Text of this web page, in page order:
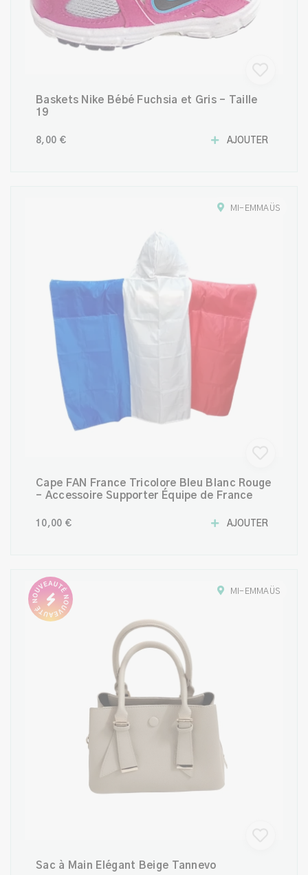
Baskets Nike Bébé Fuchsia et Gris – Taille
19
8,00 € AJOUTER
MI-EMMAÜS
Cape FAN France Tricolore Bleu Blanc Rouge
– Accessoire Supporter Équipe de France
10,00 € AJOUTER
MI-EMMAÜS
Sac à Main Élégant Beige Tannevo